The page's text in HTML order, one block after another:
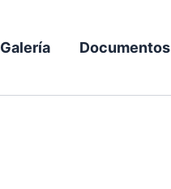
Galería Documentos